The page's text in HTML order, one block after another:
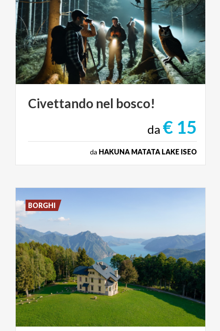
Civettando nel bosco!
da € 15
da HAKUNA MATATA LAKE ISEO
BORGHI